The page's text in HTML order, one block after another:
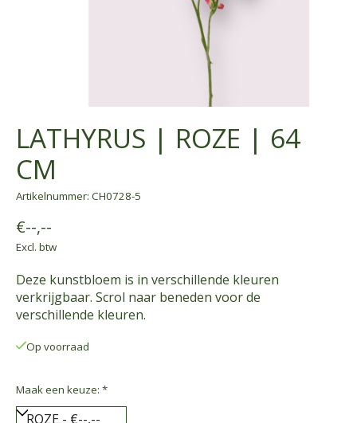
LATHYRUS | ROZE | 64
CM
Artikelnummer: CH0728-5
€--,--
Excl. btw
Deze kunstbloem is in verschillende kleuren
verkrijgbaar. Scrol naar beneden voor de
verschillende kleuren.
Op voorraad
Maak een keuze: *